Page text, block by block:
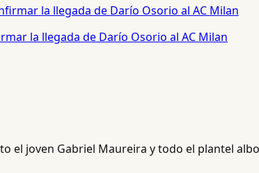
la llegada de Darío Osorio al AC Milan